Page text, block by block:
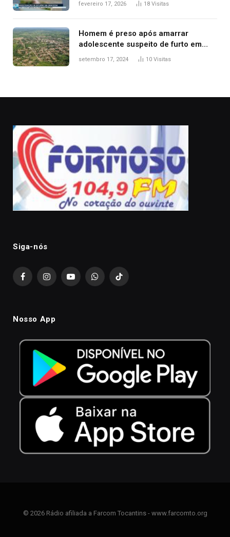
fevereiro 17, 2026 18 Visitas
Homem é preso após amarrar
adolescente suspeito de furto em
estaca de cerca e agredi-lo
setembro 17, 2024 10 Visitas
Siga-nós
FacebookInstagramYouTubeWhatsAppTikTok
Nosso App
© 2026 Rádio afiliada a Farcom Tocantins - www.farcomto.org